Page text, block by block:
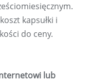
kapsułki i
do ceny.
lub